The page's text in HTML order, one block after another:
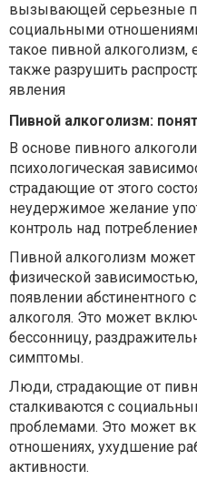
вызывающей серьезные
социальными
такое пивной алкоголизм,
также разрушить
явления
Пивной алкоголизм:
В основе пивного
психологическая
страдающие от этого
неудержимое желание
контроль над
Пивной алкоголизм
физической
появлении абстинентного
алкоголя. Это может
бессонницу,
симптомы.
Люди, страдающие от
сталкиваются с
проблемами. Это может
отношениях, ухудшение
активности.